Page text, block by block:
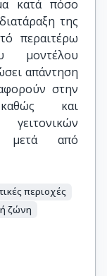
κατά πόσο
της
περαιτέρω
μοντέλου
απάντηση
στην
και
μετά από
περιοχές
ζώνη